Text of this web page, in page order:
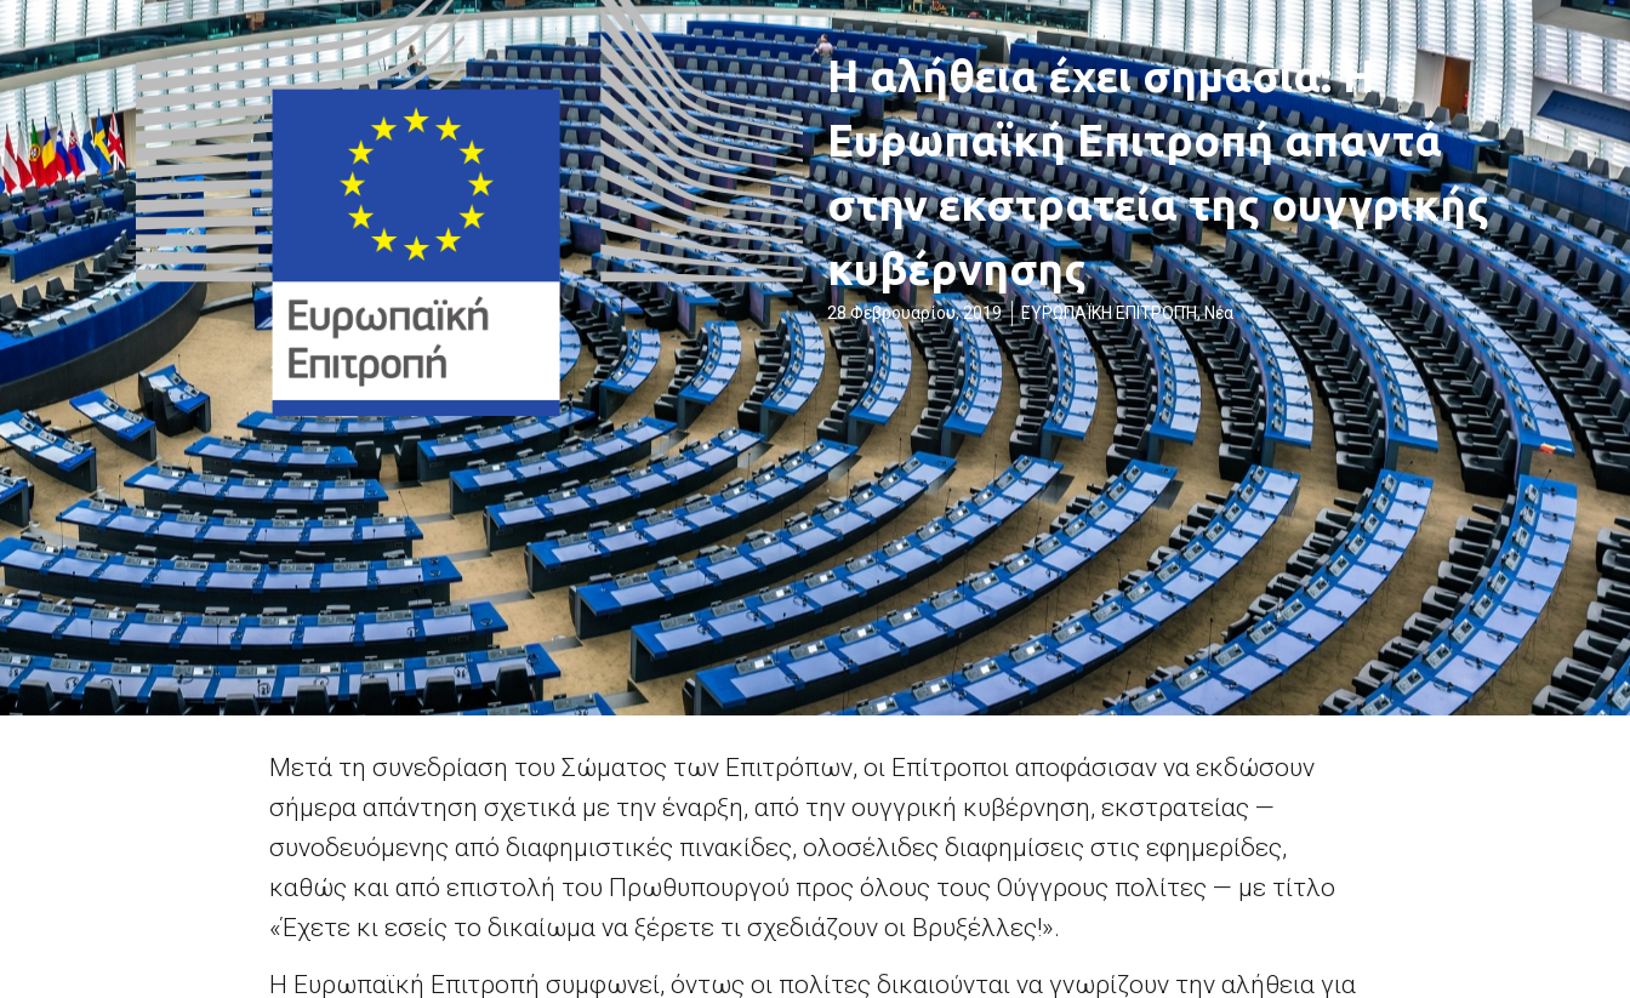
Η αλήθεια έχει σημασία: Η
Ευρωπαϊκή Επιτροπή απαντά
στην εκστρατεία της ουγγρικής
κυβέρνησης
28 Φεβρουαρίου, 2019 ΕΥΡΩΠΑΪΚΗ ΕΠΙΤΡΟΠΉ,Νέα
Μετά τη συνεδρίαση του Σώματος των Επιτρόπων, οι Επίτροποι αποφάσισαν να εκδώσουν
σήμερα απάντηση σχετικά με την έναρξη, από την ουγγρική κυβέρνηση, εκστρατείας —
συνοδευόμενης από διαφημιστικές πινακίδες, ολοσέλιδες διαφημίσεις στις εφημερίδες,
καθώς και από επιστολή του Πρωθυπουργού προς όλους τους Ούγγρους πολίτες — με τίτλο
«Έχετε κι εσείς το δικαίωμα να ξέρετε τι σχεδιάζουν οι Βρυξέλλες!».
Η Ευρωπαϊκή Επιτροπή συμφωνεί, όντως οι πολίτες δικαιούνται να γνωρίζουν την αλήθεια για